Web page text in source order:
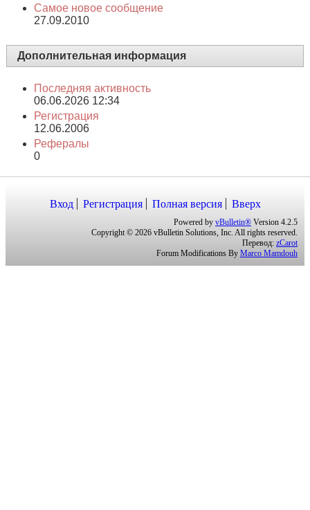
Самое новое сообщение
27.09.2010
Дополнительная информация
Последняя активность
06.06.2026 12:34
Регистрация
12.06.2006
Рефералы
0
Вход Регистрация Полная версия Вверх
Powered by vBulletin® Version 4.2.5
Copyright © 2026 vBulletin Solutions, Inc. All rights reserved.
Перевод: zCarot
Forum Modifications By Marco Mamdouh